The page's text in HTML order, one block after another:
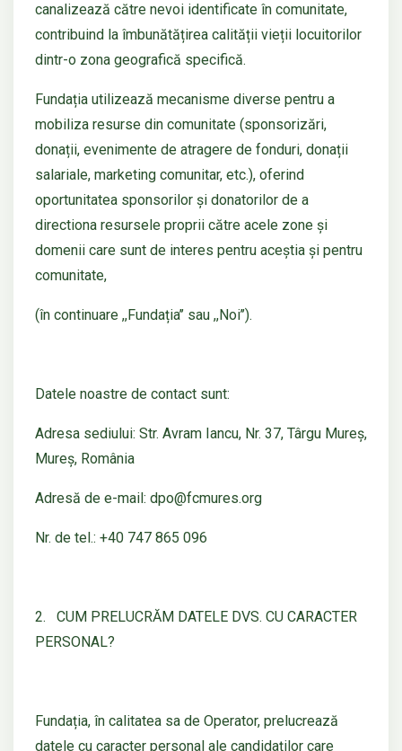
canalizează către nevoi identificate în comunitate,
contribuind la îmbunătățirea calității vieții locuitorilor
dintr-o zona geografică specifică.
Fundația utilizează mecanisme diverse pentru a
mobiliza resurse din comunitate (sponsorizări,
donații, evenimente de atragere de fonduri, donații
salariale, marketing comunitar, etc.), oferind
oportunitatea sponsorilor și donatorilor de a
directiona resursele proprii către acele zone și
domenii care sunt de interes pentru aceștia și pentru
comunitate,
(în continuare ,,Fundația’’ sau ,,Noi’’).
Datele noastre de contact sunt:
Adresa sediului: Str. Avram Iancu, Nr. 37, Târgu Mureș,
Mureș, România
Adresă de e-mail: dpo@fcmures.org
Nr. de tel.: +40 747 865 096
2. CUM PRELUCRĂM DATELE DVS. CU CARACTER
PERSONAL?
Fundația, în calitatea sa de Operator, prelucrează
datele cu caracter personal ale candidaților care